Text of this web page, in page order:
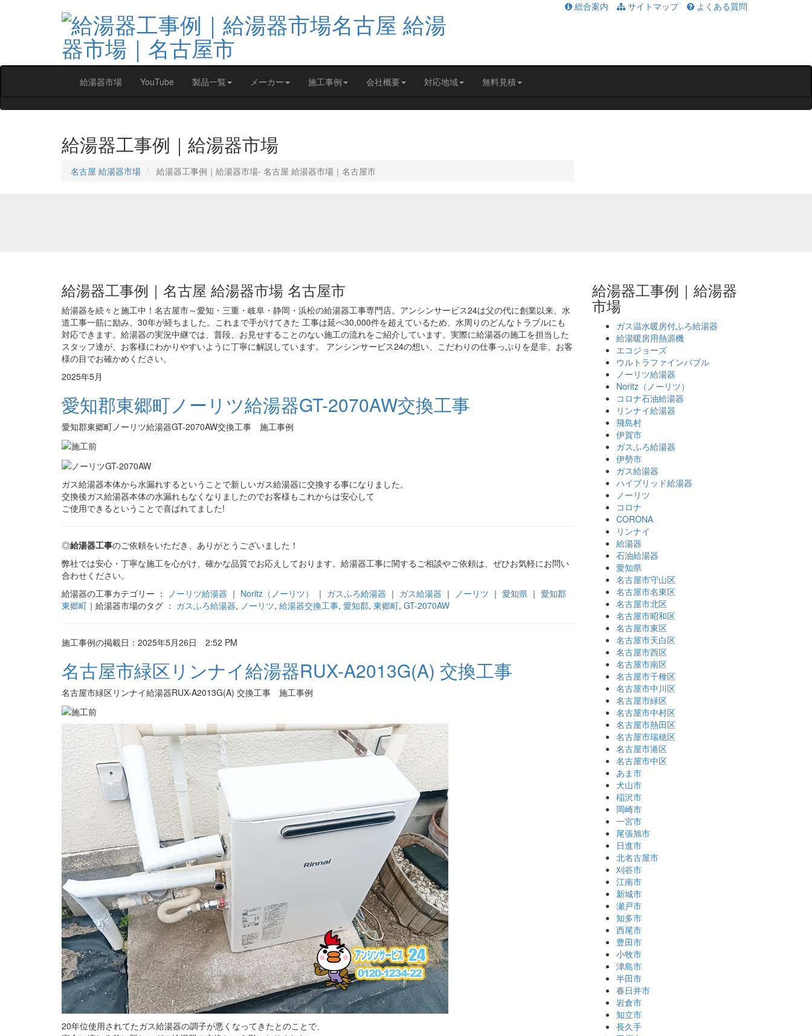
総合案内 サイトマップ よくある質問
給湯器市場 YouTube 製品一覧 メーカー 施工事例 会社概要 対応地域 無料見積
給湯器工事例｜給湯器市場
名古屋 給湯器市場 給湯器工事例｜給湯器市場‐ 名古屋 給湯器市場｜名古屋市
給湯器工事例｜名古屋 給湯器市場 名古屋市
給湯器を続々と施工中！名古屋市～愛知・三重・岐阜・静岡・浜松の給湯器工事専門店。アンシンサービス24は父の代に創業以来、水
道工事一筋に励み、30年が経ちました。これまで手がけてきた 工事は延べ30,000件を超えているため、水周りのどんなトラブルにも
対応できます。給湯器の実況中継では、普段、お見せすることのない施工の流れをご紹介しています。実際に給湯器の施工を担当した
スタッフ達が、お客様にわかりやすいように丁寧に解説しています。 アンシンサービス24の想い、こだわりの仕事っぷりを是非、お客
様の目でお確かめください。
2025年5月
愛知郡東郷町ノーリツ給湯器GT-2070AW交換工事
愛知郡東郷町ノーリツ給湯器GT-2070AW交換工事 施工事例
ガス給湯器本体から水漏れするということで新しいガス給湯器に交換する事になりました。
交換後ガス給湯器本体の水漏れもなくなりましたのでお客様もこれからは安心して
ご使用できるということで喜ばれてました!
◎給湯器工事のご依頼をいただき、ありがとうございました！
弊社では安心・丁寧な施工を心がけ、確かな品質でお応えしております。給湯器工事に関するご相談やご依頼は、ぜひお気軽にお問い
合わせください。
給湯器の工事カテゴリー ：
ノーリツ給湯器 ｜ Noritz（ノーリツ） ｜ ガスふろ給湯器 ｜ ガス給湯器 ｜ ノーリツ ｜ 愛知県 ｜ 愛知郡
東郷町 ｜給湯器市場のタグ ： ガスふろ給湯器, ノーリツ, 給湯器交換工事, 愛知郡, 東郷町, GT-2070AW
施工事例の掲載日：2025年5月26日 2:52 PM
名古屋市緑区リンナイ給湯器RUX-A2013G(A) 交換工事
名古屋市緑区リンナイ給湯器RUX-A2013G(A) 交換工事 施工事例
20年位使用されてたガス給湯器の調子が悪くなってきたとのことで、
給湯器工事例｜給湯器
市場
ガス温水暖房付ふろ給湯器
給湯暖房用熱源機
エコジョーズ
ウルトラファインバブル
ノーリツ給湯器
Noritz（ノーリツ）
コロナ石油給湯器
リンナイ給湯器
飛島村
伊賀市
ガスふろ給湯器
伊勢市
ガス給湯器
ハイブリッド給湯器
ノーリツ
コロナ
CORONA
リンナイ
給湯器
石油給湯器
愛知県
名古屋市守山区
名古屋市名東区
名古屋市北区
名古屋市昭和区
名古屋市東区
名古屋市天白区
名古屋市西区
名古屋市南区
名古屋市千種区
名古屋市中川区
名古屋市緑区
名古屋市中村区
名古屋市熱田区
名古屋市瑞穂区
名古屋市港区
名古屋市中区
あま市
犬山市
稲沢市
岡崎市
一宮市
尾張旭市
日進市
北名古屋市
刈谷市
江南市
新城市
瀬戸市
知多市
西尾市
豊田市
小牧市
津島市
半田市
春日井市
岩倉市
知立市
長久手